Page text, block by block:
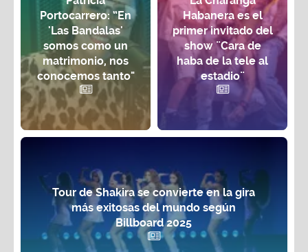
Portocarrero: “En
'Las Bandalas'
somos como un
matrimonio, nos
conocemos tanto"
Habanera es el
primer invitado del
show ¨Cara de
haba de la tele al
estadio¨
Tour de Shakira se convierte en la gira
más exitosas del mundo según
Billboard 2025